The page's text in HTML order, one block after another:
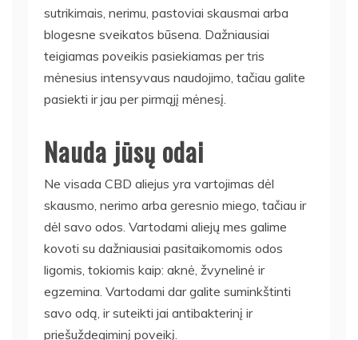
sutrikimais, nerimu, pastoviai skausmai arba
blogesne sveikatos būsena. Dažniausiai
teigiamas poveikis pasiekiamas per tris
mėnesius intensyvaus naudojimo, tačiau galite
pasiekti ir jau per pirmąjį mėnesį.
Nauda jūsų odai
Ne visada CBD aliejus yra vartojimas dėl
skausmo, nerimo arba geresnio miego, tačiau ir
dėl savo odos. Vartodami aliejų mes galime
kovoti su dažniausiai pasitaikomomis odos
ligomis, tokiomis kaip: aknė, žvynelinė ir
egzemina. Vartodami dar galite suminkštinti
savo odą, ir suteikti jai antibakterinį ir
priešuždegiminį poveikį.